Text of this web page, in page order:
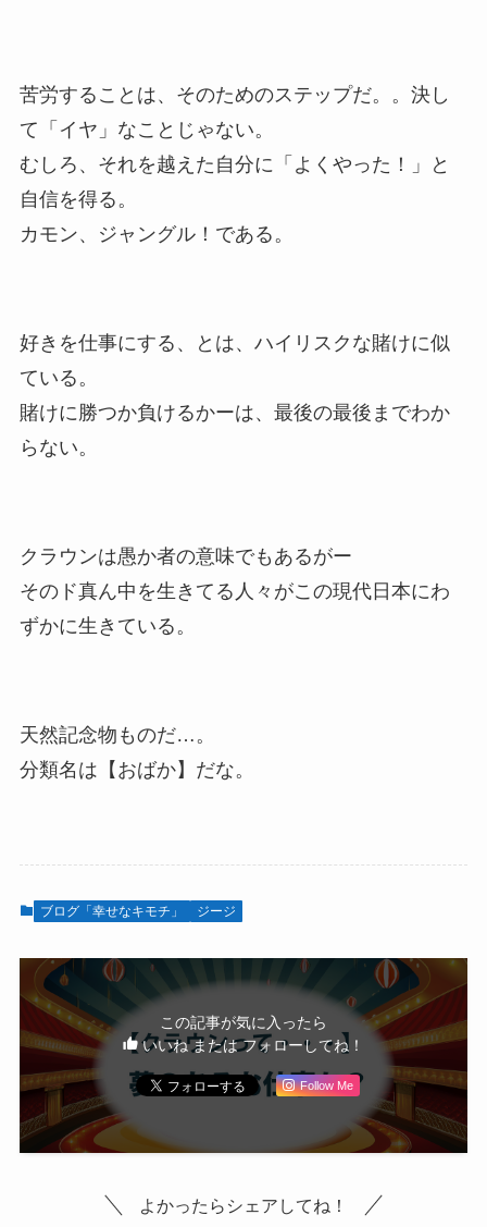
苦労することは、そのためのステップだ。。決し
て「イヤ」なことじゃない。
むしろ、それを越えた自分に「よくやった！」と
自信を得る。
カモン、ジャングル！である。
好きを仕事にする、とは、ハイリスクな賭けに似
ている。
賭けに勝つか負けるかーは、最後の最後までわか
らない。
クラウンは愚か者の意味でもあるがー
そのド真ん中を生きてる人々がこの現代日本にわ
ずかに生きている。
天然記念物ものだ…。
分類名は【おばか】だな。
ブログ「幸せなキモチ」 ジージ
この記事が気に入ったら
いいね または フォローしてね！
Follow Me
よかったらシェアしてね！